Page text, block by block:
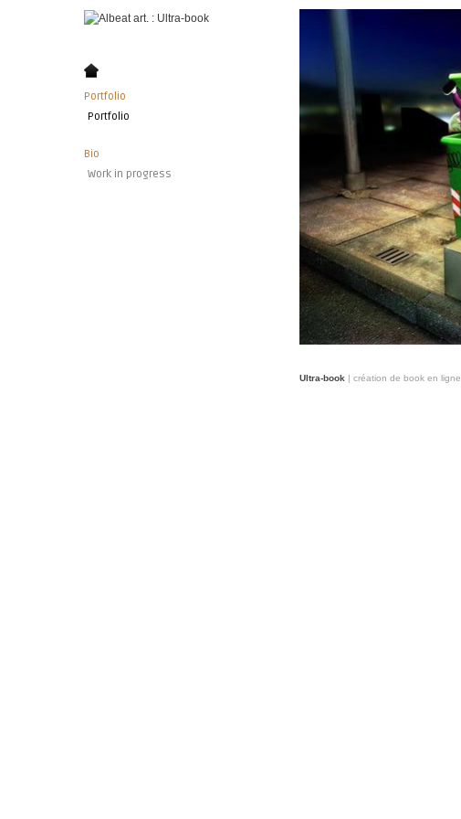
Portfolio
Portfolio
Bio
Work in progress
Ultra-book | création de book en ligne